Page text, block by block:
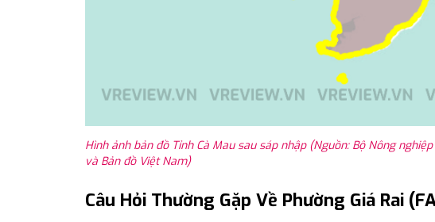
Hình ảnh bản đồ Tỉnh Cà Mau sau sáp nhập (Nguồn: Bộ Nông
và Bản đồ Việt Nam)
Câu Hỏi Thường Gặp Về Phường Giá Rai